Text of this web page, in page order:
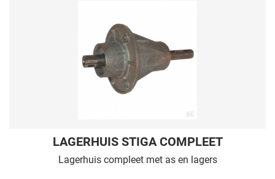
LAGERHUIS STIGA COMPLEET
Lagerhuis compleet met as en lagers